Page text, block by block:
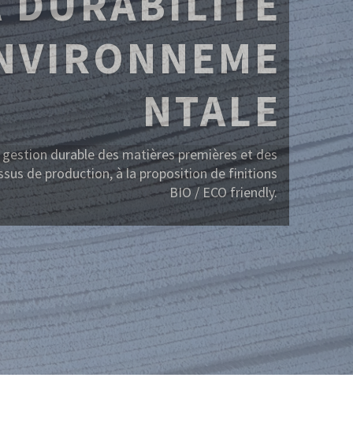
PRODUITS
CERTIFIÉS
durable des matières premières utilisées par
conforme aux certifications de performance
et de système, FSC et PEFC